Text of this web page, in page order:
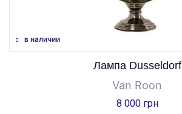
в наличии
Лампа Dusseldorf
Van Roon
8 000 грн